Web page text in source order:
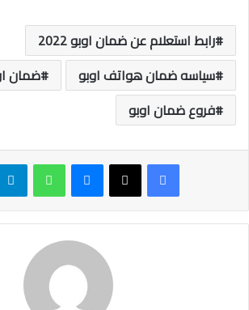
رابط استعلام عن ضمان اوبو 2022
سياسه ضمان هواتف اوبو
ضمان
فروع ضمان اوبو
ماسنجر واتساب